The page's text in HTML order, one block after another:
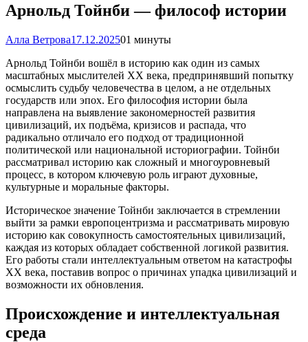
Арнольд Тойнби — философ истории
Алла Ветрова17.12.202501 минуты
Арнольд Тойнби вошёл в историю как один из самых
масштабных мыслителей XX века, предпринявший попытку
осмыслить судьбу человечества в целом, а не отдельных
государств или эпох. Его философия истории была
направлена на выявление закономерностей развития
цивилизаций, их подъёма, кризисов и распада, что
радикально отличало его подход от традиционной
политической или национальной историографии. Тойнби
рассматривал историю как сложный и многоуровневый
процесс, в котором ключевую роль играют духовные,
культурные и моральные факторы.
Историческое значение Тойнби заключается в стремлении
выйти за рамки европоцентризма и рассматривать мировую
историю как совокупность самостоятельных цивилизаций,
каждая из которых обладает собственной логикой развития.
Его работы стали интеллектуальным ответом на катастрофы
XX века, поставив вопрос о причинах упадка цивилизаций и
возможности их обновления.
Происхождение и интеллектуальная
среда